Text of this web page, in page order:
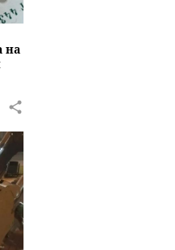
на